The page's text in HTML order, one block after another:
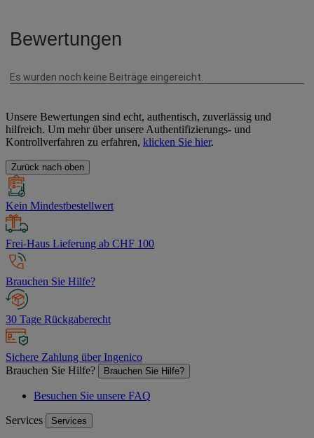
Unsere Bewertungen sind echt, authentisch, zuverlässig und
hilfreich. Um mehr über unsere Authentifizierungs- und
Kontrollverfahren zu erfahren, klicken Sie hier.
Zurück nach oben
Kein Mindestbestellwert
Frei-Haus Lieferung ab CHF 100
Brauchen Sie Hilfe?
30 Tage Rückgaberecht
Sichere Zahlung über Ingenico
Brauchen Sie Hilfe?
Brauchen Sie Hilfe?
Besuchen Sie unsere FAQ
Services Services